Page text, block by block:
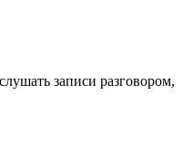
записи разговором,